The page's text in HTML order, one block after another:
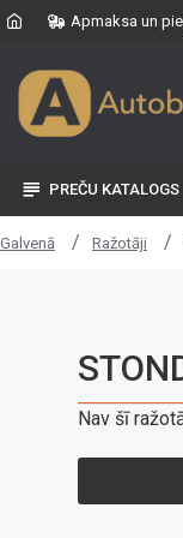
Apmaksa un
PREČU KATALOGS
Galvenā Ražotāji
Nav šī